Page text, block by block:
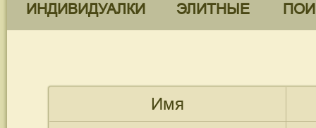
ИНДИВИДУАЛКИ ЭЛИТНЫЕ
Имя